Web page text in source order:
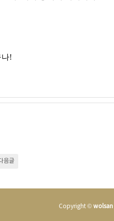
나!
음글
Copyright © wolsan